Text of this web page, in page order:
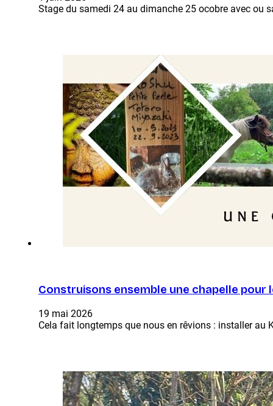
Stage du samedi 24 au dimanche 25 ocobre avec ou
Construisons ensemble une chapelle pour
19 mai 2026
Cela fait longtemps que nous en rêvions : installer au